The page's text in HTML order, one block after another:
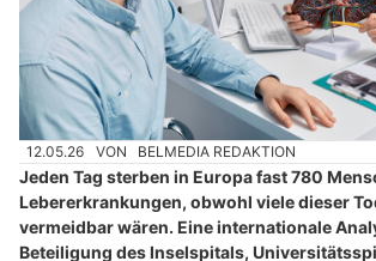
12.05.26 VON BELMEDIA REDAKTION
Jeden Tag sterben in Europa fast 780
Lebererkrankungen, obwohl viele dieser
vermeidbar wären. Eine internationale
Beteiligung des Inselspitals,